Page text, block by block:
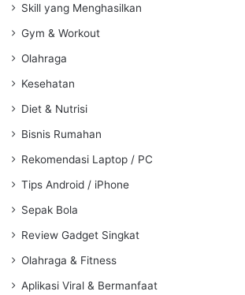
Skill yang Menghasilkan
Gym & Workout
Olahraga
Kesehatan
Diet & Nutrisi
Bisnis Rumahan
Rekomendasi Laptop / PC
Tips Android / iPhone
Sepak Bola
Review Gadget Singkat
Olahraga & Fitness
Aplikasi Viral & Bermanfaat